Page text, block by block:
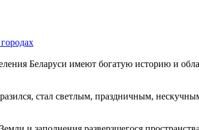
Беларуси имеют богатую историю и
стал светлым, праздничным,